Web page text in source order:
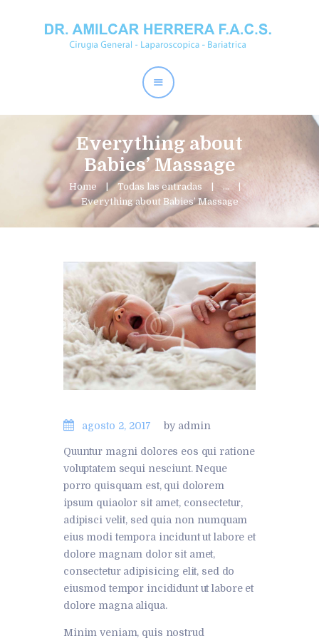
Everything about
Babies’ Massage
Home Todas las entradas
...
Everything about Babies’ Massage
Dr. Amílcar Herrera
Perder Peso
Procedimientos
Contactos
agosto 2, 2017 by admin
Quuntur magni dolores eos qui ratione
voluptatem sequi nesciunt. Neque
porro quisquam est, qui dolorem
ipsum quiaolor sit amet, consectetur,
adipisci velit, sed quia non numquam
eius modi tempora incidunt ut labore et
dolore magnam dolor sit amet,
consectetur adipisicing elit, sed do
eiusmod tempor incididunt ut labore et
dolore magna aliqua.
Minim veniam, quis nostrud